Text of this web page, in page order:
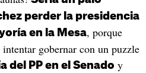
perder la presidencia
en la Mesa, porque
intentar gobernar con un puzzle
del PP en el Senado y